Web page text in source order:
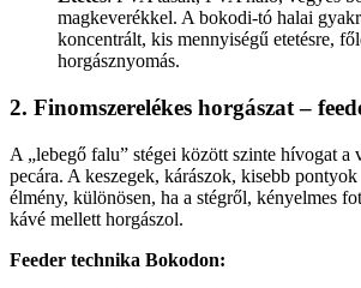
magkeverékkel. A bokodi-tó halai
koncentrált, kis mennyiségű etetésre,
horgásznyomás.
2. Finomszerelékes horgászat –
A „lebegő falu” stégei között szinte hívogat a
pecára. A keszegek, kárászok, kisebb
élmény, különösen, ha a stégről, kényelmes
kávé mellett horgászol.
Feeder technika Bokodon: